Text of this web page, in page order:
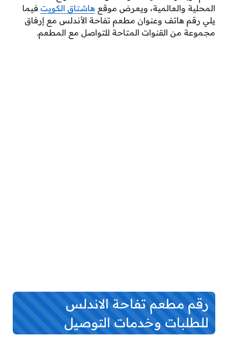
المحلية والعالمية، ويعرض موقع هاشتاق الكويت فيما
يلي رقم هاتف وعنوان مطعم تفاحة الأندلس مع إرفاق
مجموعة من القنوات المتاحة للتواصل مع المطعم.
رقم مطعم تفاحة الاندلس
للطلبات وخدمات التوصيل